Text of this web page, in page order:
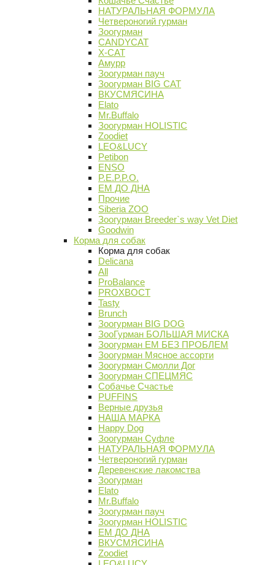
НАТУРАЛЬНАЯ ФОРМУЛА
Четвероногий гурман
Зоогурман
CANDYCAT
X-CAT
Амурр
Зоогурман пауч
Зоогурман BIG CAT
ВКУСМЯСИНА
Elato
Mr.Buffalo
Зоогурман HOLISTIC
Zoodiet
LEO&LUCY
Petibon
ENSO
P.E.P.P.O.
ЕМ ДО ДНА
Прочие
Siberia ZOO
Зоогурман Breeder`s way Vet Diet
Goodwin
Корма для собак
Корма для собак
Delicana
All
ProBalance
PROХВОСТ
Tasty
Brunch
Зоогурман BIG DOG
ЗооГурман БОЛЬШАЯ МИСКА
Зоогурман ЕМ БЕЗ ПРОБЛЕМ
Зоогурман Мясное ассорти
Зоогурман Смолли Дог
Зоогурман СПЕЦМЯС
Собачье Счастье
PUFFINS
Верные друзья
НАША МАРКА
Happy Dog
Зоогурман Суфле
НАТУРАЛЬНАЯ ФОРМУЛА
Четвероногий гурман
Деревенские лакомства
Зоогурман
Elato
Mr.Buffalo
Зоогурман пауч
Зоогурман HOLISTIC
ЕМ ДО ДНА
ВКУСМЯСИНА
Zoodiet